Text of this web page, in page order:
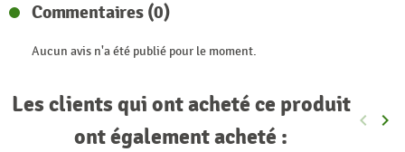
Commentaires (0)
Aucun avis n'a été publié pour le moment.
Les clients qui ont acheté ce produit
ont également acheté :
keyboard_arrow_left keyboard_arrow_right